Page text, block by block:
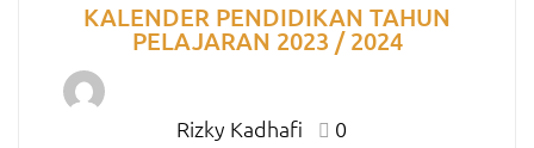
KALENDER PENDIDIKAN TAHUN
PELAJARAN 2023 / 2024
Rizky Kadhafi
0